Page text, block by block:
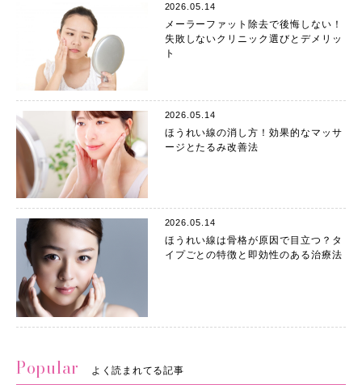
2026.05.14
メーラーファット除去で後悔しない！
失敗しないクリニック選びとデメリッ
ト
2026.05.14
ほうれい線の消し方！効果的なマッサ
ージとたるみ改善法
2026.05.14
ほうれい線は骨格が原因で目立つ？タ
イプごとの特徴と即効性のある治療法
Popular よく読まれてる記事